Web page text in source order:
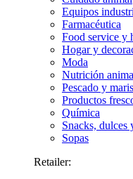
Equipos
Farmacéutica
Food service y
Hogar y
Moda
Nutrición
Pescado y
Productos
Química
Snacks, dulces
Sopas
Retailer: